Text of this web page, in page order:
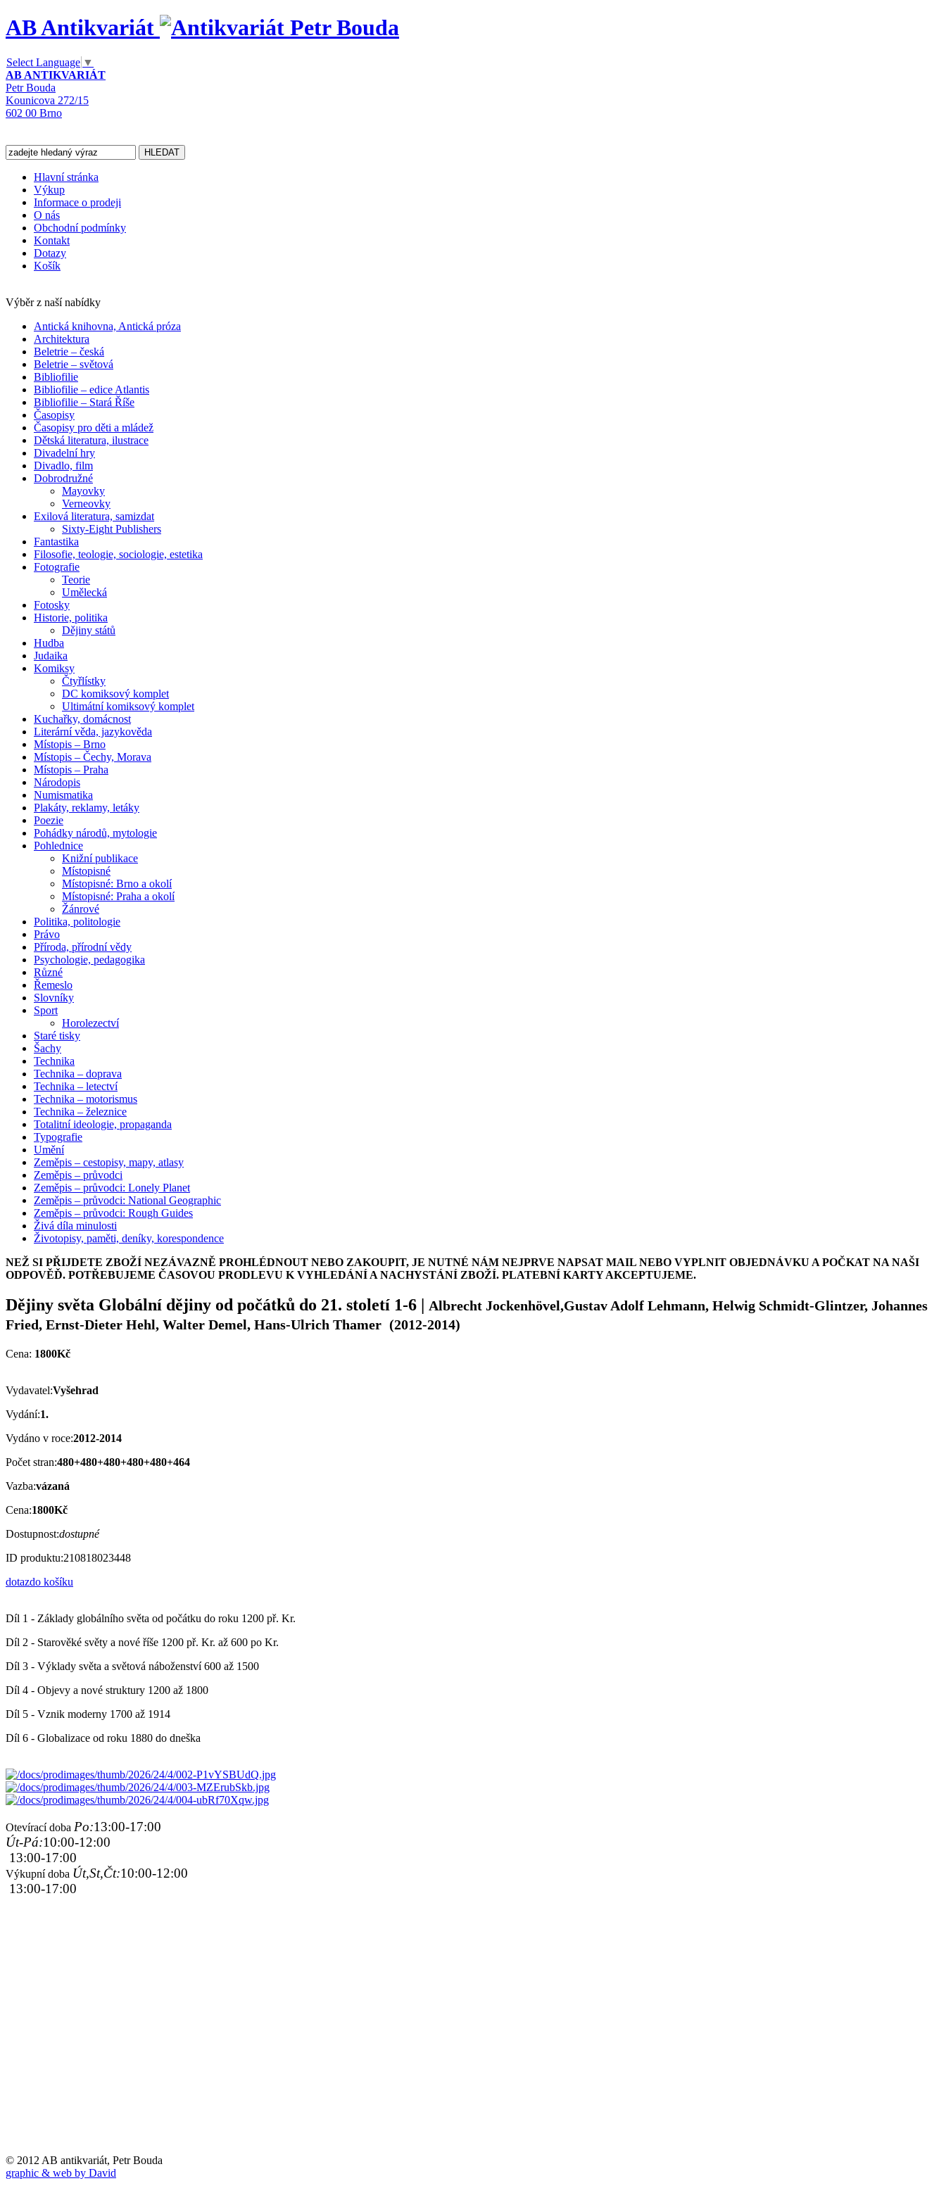
AB Antikvariát
Select Language ▼
AB ANTIKVARIÁT
Petr Bouda
Kounicova 272/15
602 00 Brno
Hlavní stránka
Výkup
Informace o prodeji
O nás
Obchodní podmínky
Kontakt
Dotazy
Košík
Výběr z naší nabídky
Antická knihovna, Antická próza
Architektura
Beletrie – česká
Beletrie – světová
Bibliofilie
Bibliofilie – edice Atlantis
Bibliofilie – Stará Říše
Časopisy
Časopisy pro děti a mládež
Dětská literatura, ilustrace
Divadelní hry
Divadlo, film
Dobrodružné
Mayovky
Verneovky
Exilová literatura, samizdat
Sixty-Eight Publishers
Fantastika
Filosofie, teologie, sociologie, estetika
Fotografie
Teorie
Umělecká
Fotosky
Historie, politika
Dějiny států
Hudba
Judaika
Komiksy
Čtyřlístky
DC komiksový komplet
Ultimátní komiksový komplet
Kuchařky, domácnost
Literární věda, jazykověda
Místopis – Brno
Místopis – Čechy, Morava
Místopis – Praha
Národopis
Numismatika
Plakáty, reklamy, letáky
Poezie
Pohádky národů, mytologie
Pohlednice
Knižní publikace
Místopisné
Místopisné: Brno a okolí
Místopisné: Praha a okolí
Žánrové
Politika, politologie
Právo
Příroda, přírodní vědy
Psychologie, pedagogika
Různé
Řemeslo
Slovníky
Sport
Horolezectví
Staré tisky
Šachy
Technika
Technika – doprava
Technika – letectví
Technika – motorismus
Technika – železnice
Totalitní ideologie, propaganda
Typografie
Umění
Zeměpis – cestopisy, mapy, atlasy
Zeměpis – průvodci
Zeměpis – průvodci: Lonely Planet
Zeměpis – průvodci: National Geographic
Zeměpis – průvodci: Rough Guides
Živá díla minulosti
Životopisy, paměti, deníky, korespondence
NEŽ SI PŘIJDETE ZBOŽÍ NEZÁVAZNĚ PROHLÉDNOUT NEBO ZAKOUPIT, JE NUTNÉ NÁM NEJPRVE NAPSAT MAIL NEBO VYPLNIT OBJEDNÁVKU A POČKAT NA NAŠI
ODPOVĚĎ. POTŘEBUJEME ČASOVOU PRODLEVU K VYHLEDÁNÍ A NACHYSTÁNÍ ZBOŽÍ. PLATEBNÍ KARTY AKCEPTUJEME.
Dějiny světa Globální dějiny od počátků do 21. století 1-6 | Albrecht Jockenhövel,Gustav Adolf Lehmann, Helwig Schmidt-Glintzer, Johannes
Fried, Ernst-Dieter Hehl, Walter Demel, Hans-Ulrich Thamer (2012-2014)
Cena: 1800Kč
Vydavatel:Vyšehrad
Vydání:1.
Vydáno v roce:2012-2014
Počet stran:480+480+480+480+480+464
Vazba:vázaná
Cena:1800Kč
Dostupnost:dostupné
ID produktu:210818023448
dotazdo košíku
Díl 1 - Základy globálního světa od počátku do roku 1200 př. Kr.
Díl 2 - Starověké světy a nové říše 1200 př. Kr. až 600 po Kr.
Díl 3 - Výklady světa a světová náboženství 600 až 1500
Díl 4 - Objevy a nové struktury 1200 až 1800
Díl 5 - Vznik moderny 1700 až 1914
Díl 6 - Globalizace od roku 1880 do dneška
Otevírací doba Po:13:00-17:00
Út-Pá:10:00-12:00
13:00-17:00
Výkupní doba Út,St,Čt:10:00-12:00
13:00-17:00
© 2012 AB antikvariát, Petr Bouda
graphic & web by David